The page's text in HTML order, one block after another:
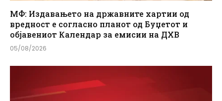
МФ: Издавањето на државните хартии од
вредност е согласно планот од Буџетот и
објавениот Календар за емисии на ДХВ
05/08/2026